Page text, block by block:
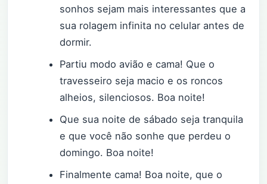
sonhos sejam mais interessantes que a
sua rolagem infinita no celular antes de
dormir.
Partiu modo avião e cama! Que o
travesseiro seja macio e os roncos
alheios, silenciosos. Boa noite!
Que sua noite de sábado seja tranquila
e que você não sonhe que perdeu o
domingo. Boa noite!
Finalmente cama! Boa noite, que o